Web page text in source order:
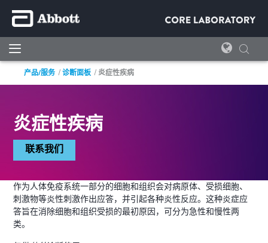
产品/服务 诊断面板 炎症性疾病
炎症性疾病
联系我们
作为人体免疫系统一部分的细胞和组织会对病原体、受损细胞、
刺激物等炎性刺激作出应答，并引起各种炎性反应。这种炎症应
答旨在消除细胞和组织受损的最初原因，可分为急性和慢性两
类。